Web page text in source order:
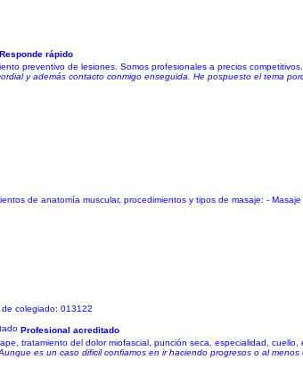
Responde rápido
preventivo de lesiones. Somos profesionales a precios
y además contacto conmigo enseguida. He pospuesto el tema
de anatomía muscular, procedimientos y tipos de masaje: -
de colegiado: 013122
Profesional acreditado
tratamiento del dolor miofascial, punción seca, especialidad, cuello,
es un caso dificil confiamos en ir haciendo progresos o al